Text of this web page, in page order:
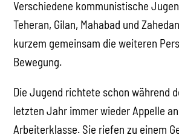
Verschiedene kommunistische
Teheran, Gilan, Mahabad und
kurzem gemeinsam die weiteren
Bewegung.
Die Jugend richtete schon während
letzten Jahr immer wieder Appelle
Arbeiterklasse. Sie riefen zu einem